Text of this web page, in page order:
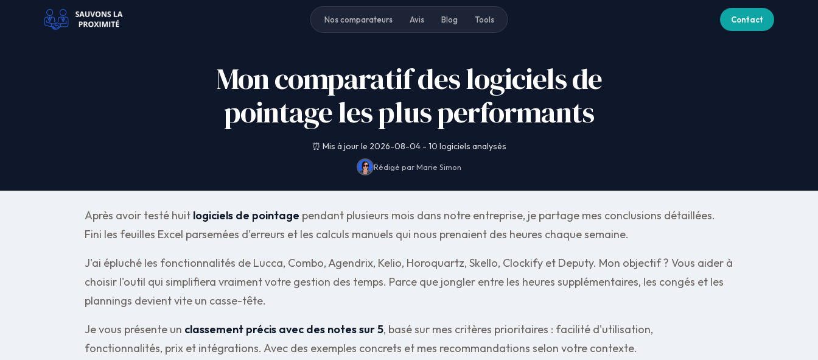
Nos comparateurs Avis Blog Tools Contact
Mon comparatif des logiciels de
pointage les plus performants
⏰ Mis à jour le 2026-08-04 - 10 logiciels analysés
Rédigé par Marie Simon
Après avoir testé huit logiciels de pointage pendant plusieurs mois dans notre entreprise, je partage mes conclusions détaillées.
Fini les feuilles Excel parsemées d'erreurs et les calculs manuels qui nous prenaient des heures chaque semaine.
J'ai épluché les fonctionnalités de Lucca, Combo, Agendrix, Kelio, Horoquartz, Skello, Clockify et Deputy. Mon objectif ? Vous aider à
choisir l'outil qui simplifiera vraiment votre gestion des temps. Parce que jongler entre les heures supplémentaires, les congés et les
plannings devient vite un casse-tête.
Je vous présente un classement précis avec des notes sur 5, basé sur mes critères prioritaires : facilité d'utilisation,
fonctionnalités, prix et intégrations. Avec des exemples concrets et mes recommandations selon votre contexte.